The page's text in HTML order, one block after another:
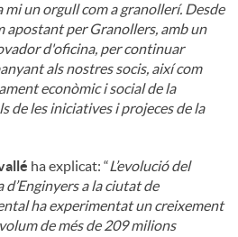
mi un orgull com a granollerí. Desde
apostant per Granollers, amb un
d'oficina, per continuar
als nostres socis, així com
econòmic i social de la
de les iniciatives i projeces de la
ha explicat: “L’evolució del
a la ciutat de
ha experimentat un creixement
de més de 209 milions